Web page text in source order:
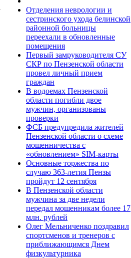
Отделения неврологии и
сестринского ухода белинской
районной больницы
переехали в обновленные
помещения
Первый замруководителя СУ
СКР по Пензенской области
провел личный прием
граждан
В водоемах Пензенской
области погибли двое
мужчин, организованы
проверки
ФСБ предупредила жителей
Пензенской области о схеме
мошенничества c
«обновлением» SIM-карты
Основные торжества по
случаю 363-летия Пензы
пройдут 12 сентября
В Пензенской области
мужчина за две недели
передал мошенникам более 17
млн. рублей
Олег Мельниченко поздравил
спортсменов и тренеров с
приближающимся Днем
физкультурника